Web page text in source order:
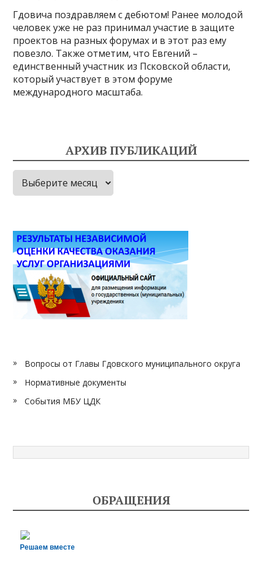
Гдовича поздравляем с дебютом! Ранее молодой
человек уже не раз принимал участие в защите
проектов на разных форумах и в этот раз ему
повезло. Также отметим, что Евгений –
единственный участник из Псковской области,
который участвует в этом форуме
международного масштаба.
АРХИВ ПУБЛИКАЦИЙ
Архив
публикаций
Вопросы от Главы Гдовского муниципального округа
Нормативные документы
События МБУ ЦДК
ОБРАЩЕНИЯ
Решаем вместе